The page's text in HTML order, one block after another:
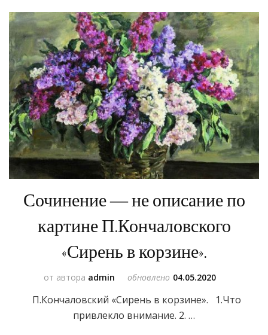
Сочинение — не описание по
картине П.Кончаловского
«Сирень в корзине».
от автора admin обновлено 04.05.2020
П.Кончаловский «Сирень в корзине». 1.Что
привлекло внимание. 2. …